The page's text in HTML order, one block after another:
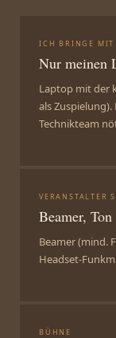
ICH BRINGE MIT
Nur meinen
Laptop mit der
als
Technikteam
VERANSTALTER
Beamer,
Beamer (mind.
Headset-
BÜHNE